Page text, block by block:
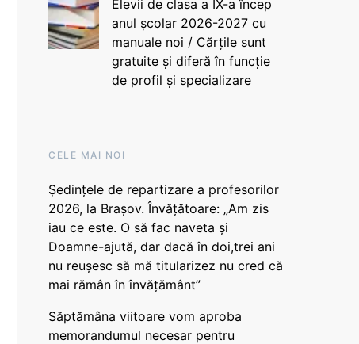
Elevii de clasa a IX-a încep
anul școlar 2026-2027 cu
manuale noi / Cărțile sunt
gratuite și diferă în funcție
de profil și specializare
CELE MAI NOI
Ședințele de repartizare a profesorilor
2026, la Brașov. Învățătoare: „Am zis
iau ce este. O să fac naveta și
Doamne-ajută, dar dacă în doi,trei ani
nu reușesc să mă titularizez nu cred că
mai rămân în învățământ”
Săptămâna viitoare vom aproba
memorandumul necesar pentru